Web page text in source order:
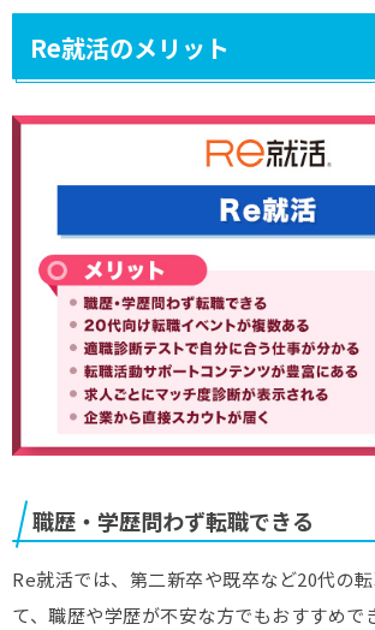
Re就活のメリット
職歴・学歴問わず転職できる
Re就活では、第二新卒や既卒など20代の
て、職歴や学歴が不安な方でもおすすめで